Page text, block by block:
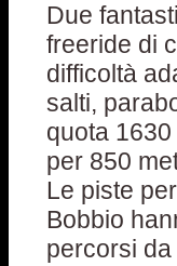
Due
freeride di
difficoltà
salti,
quota
per 850
Le piste
Bobbio
percorsi